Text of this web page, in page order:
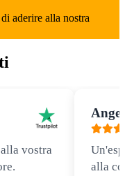
aderire alla nostra
vostra
alla